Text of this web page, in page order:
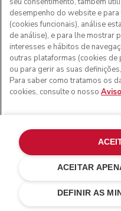
€ 126,75 custos
Aos clientes nos
portugueses
: Por favor,
ao Cliente para
podermos fornecer os
taxa
© KitchenAid 2026 -
desempenho do website e
(cookies funcionais), análise
de análise), e para lhe mostrar
interesses e hábitos de
outras plataformas (cookies de
ou para gerir as suas
Para saber como tratamos os
cookies, consulte o nosso
DEFINIR AS
ACEITAR